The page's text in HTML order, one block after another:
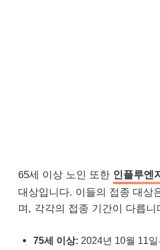
65세 이상 노인 또한 인플루엔
대상입니다. 이들의 접종 대상
며, 각각의 접종 기간이 다릅니
75세 이상: 2024년 10월 11